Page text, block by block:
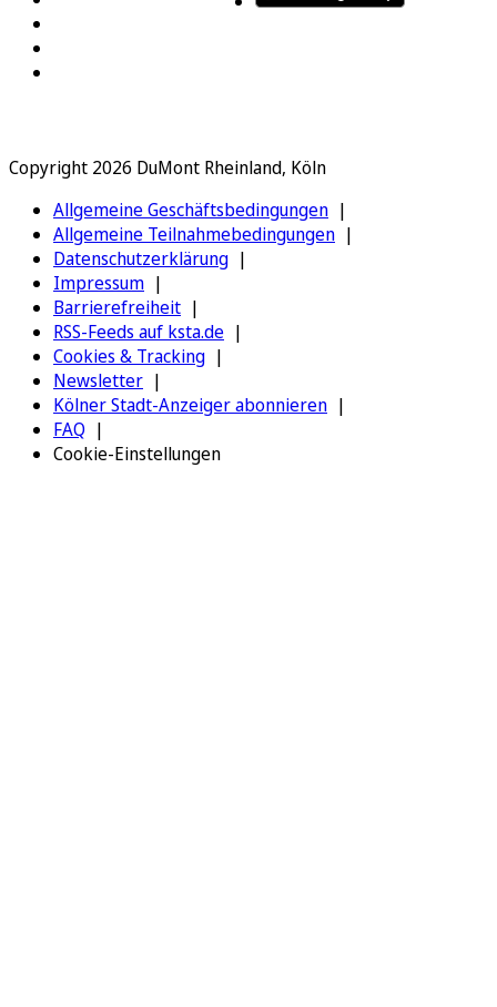
Copyright 2026 DuMont Rheinland, Köln
Allgemeine Geschäftsbedingungen
Allgemeine Teilnahmebedingungen
Datenschutzerklärung
Impressum
Barrierefreiheit
RSS-Feeds auf ksta.de
Cookies & Tracking
Newsletter
Kölner Stadt-Anzeiger abonnieren
FAQ
Cookie-Einstellungen